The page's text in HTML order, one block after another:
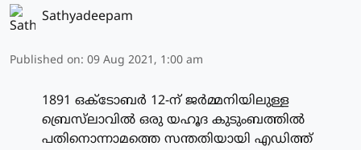
Sathyadeepam
Published on: 09 Aug 2021, 1:00 am
1891 ഒക്‌ടോബര്‍ 12-ന് ജര്‍മ്മനിയിലുള്ള
ബ്രെസ്‌ലാവില്‍ ഒരു യഹൂദ കുടുംബത്തില്‍
പതിനൊന്നാമത്തെ സന്തതിയായി എഡിത്ത്